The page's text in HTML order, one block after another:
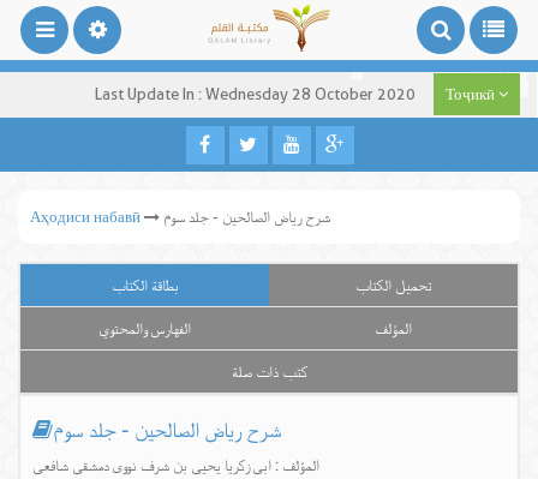
Last Update In : Wednesday 28 October 2020 Тоҷикӣ
Аҳодиси набавӣ شرح ریاض الصالحین - جلد سوم
بطاقة الكتاب تحميل الكتاب
الفهارس والمحتوي المؤلف
كتب ذات صلة
شرح ریاض الصالحین - جلد سوم
المؤلف : ابی زکریا یحیی بن شرف نووی دمشقی شافعی